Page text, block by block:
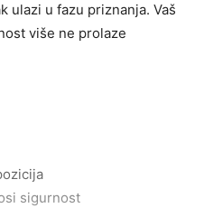
ulazi u fazu priznanja. Vaš
više ne prolaze
sigurnost